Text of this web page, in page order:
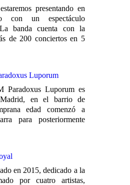
presentando en
con un espectáculo
banda cuenta con la
de 200 conciertos en 5
Luporum
Paradoxus Luporum es
en el barrio de
edad comenzó a
para posteriormente
en 2015, dedicado a la
por cuatro artistas,